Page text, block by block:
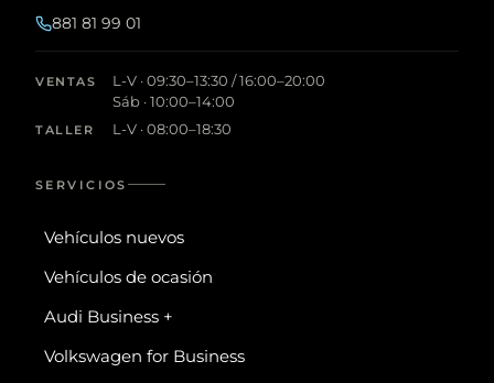
881 81 99 01
VENTAS
L-V · 09:30–13:30 / 16:00–20:00
Sáb · 10:00–14:00
TALLER L-V · 08:00–18:30
SERVICIOS
Vehículos nuevos
Vehículos de ocasión
Audi Business +
Volkswagen for Business